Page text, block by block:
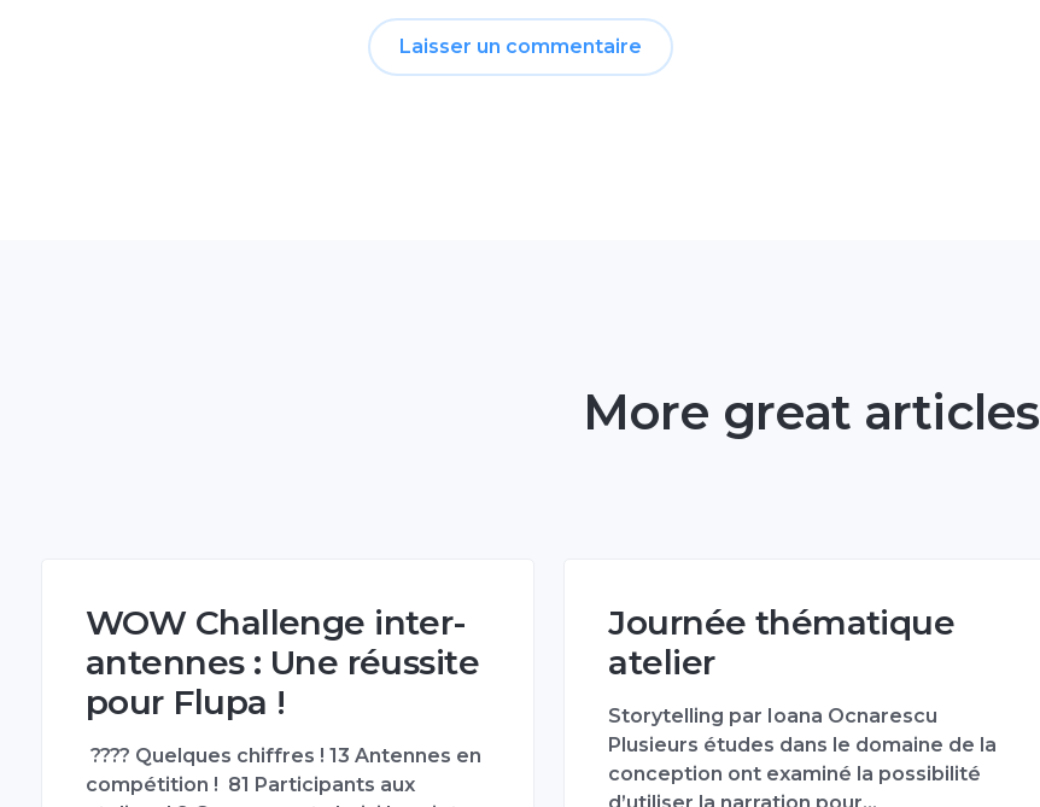
More great articles
WOW Challenge inter-
antennes : Une réussite
pour Flupa !
???? Quelques chiffres ! 13 Antennes en
compétition ! 81 Participants aux
Journée thématique
atelier
Storytelling par Ioana Ocnarescu
Plusieurs études dans le domaine de la
conception ont examiné la possibilité